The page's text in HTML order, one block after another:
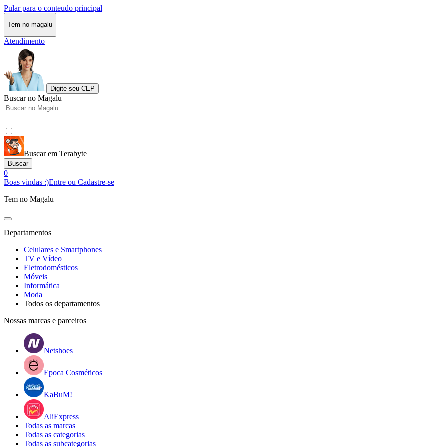
Pular para o conteudo principal
Tem no magalu
Atendimento
Digite seu CEP
Buscar no Magalu
Buscar em Terabyte
Buscar
0
Boas vindas :)Entre ou Cadastre-se
Tem no Magalu
Departamentos
Celulares e Smartphones
TV e Vídeo
Eletrodomésticos
Móveis
Informática
Moda
Todos os departamentos
Nossas marcas e parceiros
Netshoes
Epoca Cosméticos
KaBuM!
AliExpress
Todas as marcas
Todas as categorias
Todas as subcategorias